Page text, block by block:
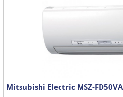
Mitsubishi Electric MSZ-FD50VA